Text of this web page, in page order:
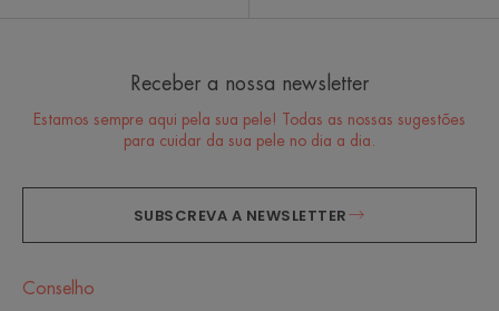
Receber a nossa newsletter
Estamos sempre aqui pela sua pele! Todas as nossas sugestões
para cuidar da sua pele no dia a dia.
SUBSCREVA A NEWSLETTER
Conselho